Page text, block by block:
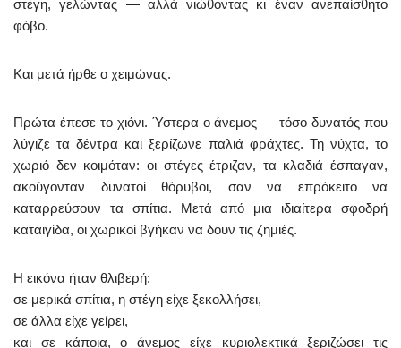
στέγη, γελώντας — αλλά νιώθοντας κι έναν ανεπαίσθητο
φόβο.
Και μετά ήρθε ο χειμώνας.
Πρώτα έπεσε το χιόνι. Ύστερα ο άνεμος — τόσο δυνατός που
λύγιζε τα δέντρα και ξερίζωνε παλιά φράχτες. Τη νύχτα, το
χωριό δεν κοιμόταν: οι στέγες έτριζαν, τα κλαδιά έσπαγαν,
ακούγονταν δυνατοί θόρυβοι, σαν να επρόκειτο να
καταρρεύσουν τα σπίτια. Μετά από μια ιδιαίτερα σφοδρή
καταιγίδα, οι χωρικοί βγήκαν να δουν τις ζημιές.
Η εικόνα ήταν θλιβερή:
σε μερικά σπίτια, η στέγη είχε ξεκολλήσει,
σε άλλα είχε γείρει,
και σε κάποια, ο άνεμος είχε κυριολεκτικά ξεριζώσει τις